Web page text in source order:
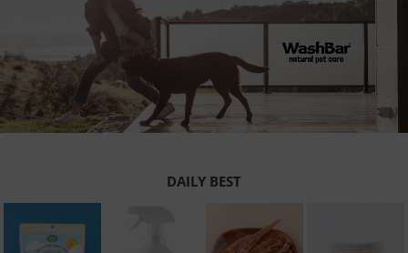
DAILY BEST